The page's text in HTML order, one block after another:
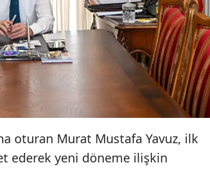
oturan Murat Mustafa Yavuz, ilk
ederek yeni döneme ilişkin